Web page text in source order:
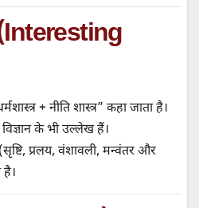
+ नीति शास्त्र” कहा जाता है।
के भी उल्लेख हैं।
(सृष्टि, प्रलय, वंशावली, मन्वंतर और